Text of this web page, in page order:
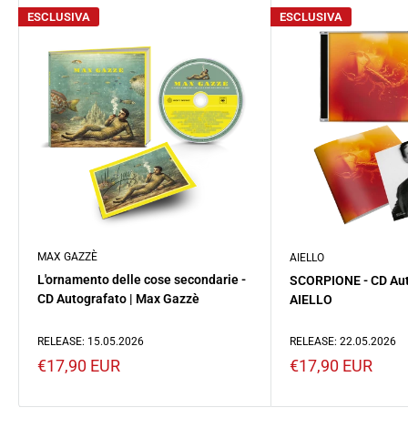
ESCLUSIVA
MAX GAZZÈ
L'ornamento delle cose secondarie -
CD Autografato | Max Gazzè
RELEASE: 15.05.2026
Prezzo
€17,90 EUR
ESCLUSIVA
AIELLO
SCORPIONE - CD
AIELLO
RELEASE: 22.05.2026
Prezzo
€17,90 EUR